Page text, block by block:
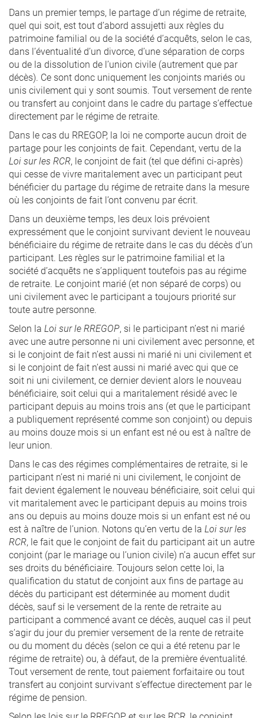
Dans un premier temps, le partage d’un régime de retraite,
quel qui soit, est tout d’abord assujetti aux règles du
patrimoine familial ou de la société d’acquêts, selon le cas,
dans l’éventualité d’un divorce, d’une séparation de corps
ou de la dissolution de l’union civile (autrement que par
décès). Ce sont donc uniquement les conjoints mariés ou
unis civilement qui y sont soumis. Tout versement de rente
ou transfert au conjoint dans le cadre du partage s’effectue
directement par le régime de retraite.
Dans le cas du RREGOP, la loi ne comporte aucun droit de
partage pour les conjoints de fait. Cependant, vertu de la
Loi sur les RCR, le conjoint de fait (tel que défini ci-après)
qui cesse de vivre maritalement avec un participant peut
bénéficier du partage du régime de retraite dans la mesure
où les conjoints de fait l’ont convenu par écrit.
Dans un deuxième temps, les deux lois prévoient
expressément que le conjoint survivant devient le nouveau
bénéficiaire du régime de retraite dans le cas du décès d’un
participant. Les règles sur le patrimoine familial et la
société d’acquêts ne s’appliquent toutefois pas au régime
de retraite. Le conjoint marié (et non séparé de corps) ou
uni civilement avec le participant a toujours priorité sur
toute autre personne.
Selon la Loi sur le RREGOP, si le participant n’est ni marié
avec une autre personne ni uni civilement avec personne, et
si le conjoint de fait n’est aussi ni marié ni uni civilement et
si le conjoint de fait n’est aussi ni marié avec qui que ce
soit ni uni civilement, ce dernier devient alors le nouveau
bénéficiaire, soit celui qui a maritalement résidé avec le
participant depuis au moins trois ans (et que le participant
a publiquement représenté comme son conjoint) ou depuis
au moins douze mois si un enfant est né ou est à naître de
leur union.
Dans le cas des régimes complémentaires de retraite, si le
participant n’est ni marié ni uni civilement, le conjoint de
fait devient également le nouveau bénéficiaire, soit celui qui
vit maritalement avec le participant depuis au moins trois
ans ou depuis au moins douze mois si un enfant est né ou
est à naître de l’union. Notons qu’en vertu de la Loi sur les
RCR, le fait que le conjoint de fait du participant ait un autre
conjoint (par le mariage ou l’union civile) n’a aucun effet sur
ses droits du bénéficiaire. Toujours selon cette loi, la
qualification du statut de conjoint aux fins de partage au
décès du participant est déterminée au moment dudit
décès, sauf si le versement de la rente de retraite au
participant a commencé avant ce décès, auquel cas il peut
s’agir du jour du premier versement de la rente de retraite
ou du moment du décès (selon ce qui a été retenu par le
régime de retraite) ou, à défaut, de la première éventualité.
Tout versement de rente, tout paiement forfaitaire ou tout
transfert au conjoint survivant s’effectue directement par le
régime de pension.